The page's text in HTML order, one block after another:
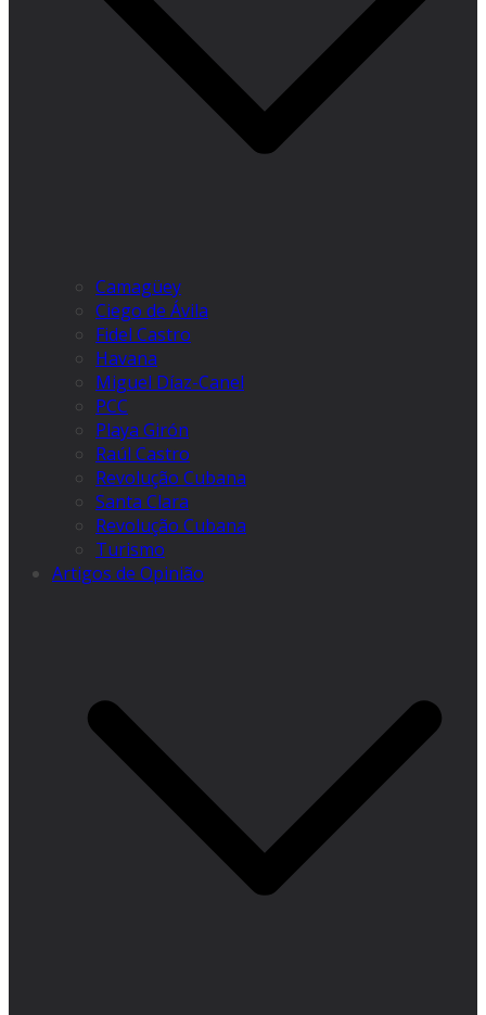
Camagüey
Ciego de Ávila
Fidel Castro
Havana
Miguel Díaz-Canel
PCC
Playa Girón
Raúl Castro
Revolução Cubana
Santa Clara
Revolução Cubana
Turismo
Artigos de Opinião